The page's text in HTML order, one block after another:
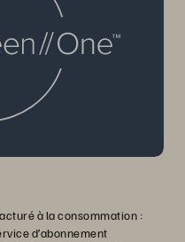
à la consommation :
d’abonnement